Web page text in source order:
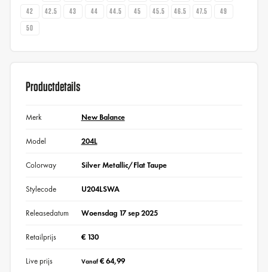
42 42.5 43 44 44.5 45 45.5 46.5 47.5
49
50
Productdetails
Merk New Balance
Model 204L
Colorway Silver Metallic/Flat Taupe
Stylecode U204LSWA
Releasedatum Woensdag 17 sep 2025
Retailprijs € 130
Live prijs Vanaf€ 64,99